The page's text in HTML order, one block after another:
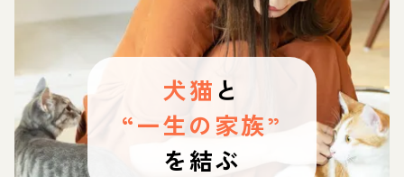
犬猫 と
“一生の家族”
を結ぶ